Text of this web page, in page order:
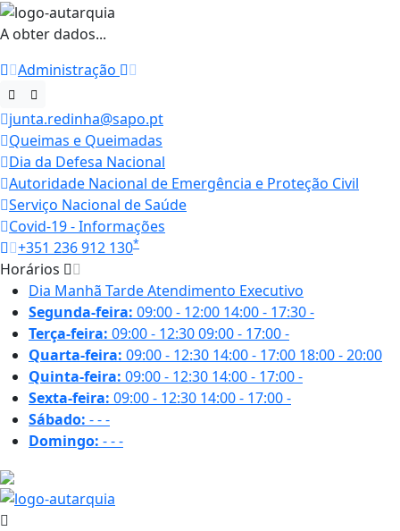
A obter dados...
Administração
junta.redinha@sapo.pt
Queimas e Queimadas
Dia da Defesa Nacional
Autoridade Nacional de Emergência e Proteção Civil
Serviço Nacional de Saúde
Covid-19 - Informações
+351 236 912 130*
Horários
Dia Manhã TardeAtendimento Executivo
Segunda-feira: 09:00 - 12:00 14:00 - 17:30-
Terça-feira: 09:00 - 12:3009:00 - 17:00-
Quarta-feira: 09:00 - 12:30 14:00 - 17:00 18:00 - 20:00
Quinta-feira: 09:00 - 12:30 14:00 - 17:00-
Sexta-feira: 09:00 - 12:30 14:00 - 17:00-
Sábado: ---
Domingo: ---